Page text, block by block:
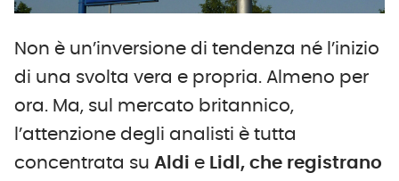
Non è un’inversione di tendenza né l’inizio
di una svolta vera e propria. Almeno per
ora. Ma, sul mercato britannico,
l’attenzione degli analisti è tutta
concentrata su Aldi e Lidl, che registrano